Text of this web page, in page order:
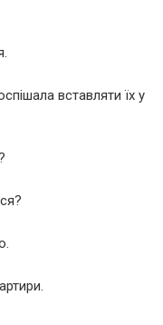
вставляти їх у